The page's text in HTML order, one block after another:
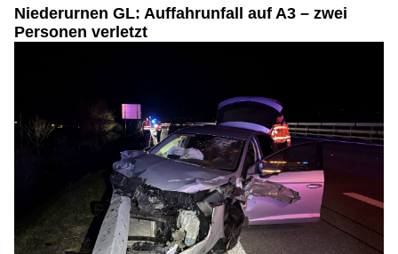
Niederurnen GL: Auffahrunfall auf A3 – zwei
Personen verletzt